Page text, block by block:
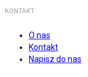
KONTAKT
O nas
Kontakt
Napisz do nas